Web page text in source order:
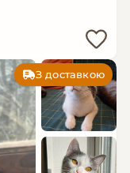
З доставкою